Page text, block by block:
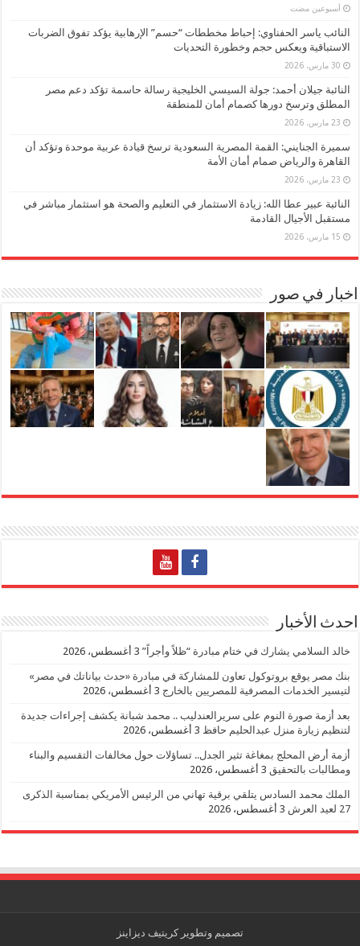
‏أسبوعين مضت
النائب ياسر الحفناوي: إحباط مخططات “حسم” الإرهابية يؤكد تفوق الضربات
الاستباقية ويعكس حجم وخطورة التحديات
30 مارس، 2026
النائبة جيلان أحمد: جولة السيسي الخليجية رسالة حاسمة تؤكد دعم مصر
المطلق وترسخ دورها كصمام أمان للمنطقة
23 مارس، 2026
سميرة الجنايني: القمة المصرية السعودية ترسخ قيادة عربية موحدة وتؤكد أن
القاهرة والرياض صمام أمان الأمة
23 مارس، 2026
النائبة عبير عطا الله: زيادة الاستثمار في التعليم والصحة هو استثمار مباشر في
مستقبل الأجيال القادمة
15 مارس، 2026
اخبار في صور
احدث الأخبار
خالد السلامي يشارك في ختام مبادرة “ظلاً وأجراً” 3 أغسطس، 2026
بنك مصر يوقع بروتوكول تعاون للمشاركة في مبادرة «حدث بياناتك في مصر»
لتيسير الخدمات المصرفية للمصريين بالخارج 3 أغسطس، 2026
بعد أزمة صورة النوم على سريرالعندليب .. محمد شبانة يكشف إجراءات جديدة
لتنظيم زيارة منزل عبدالحليم حافظ 3 أغسطس، 2026
أزمة أرض المحلج بمغاغة تثير الجدل.. تساؤلات حول مخالفات التقسيم والبناء
ومطالبات بالتحقيق 3 أغسطس، 2026
الملك محمد السادس يتلقي برقية تهاني من الرئيس الأمريكي بمناسبة الذكرى
27 لعيد العرش
3 أغسطس، 2026
تصميم وتطويركريتيف ديزاينز